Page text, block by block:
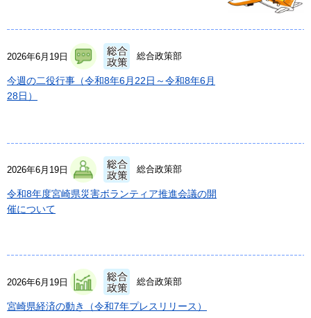
2026年6月19日 総合政策部
今週の二役行事（令和8年6月22日～令和8年6月
28日）
2026年6月19日 総合政策部
令和8年度宮崎県災害ボランティア推進会議の開
催について
2026年6月19日 総合政策部
宮崎県経済の動き（令和7年プレスリリース）